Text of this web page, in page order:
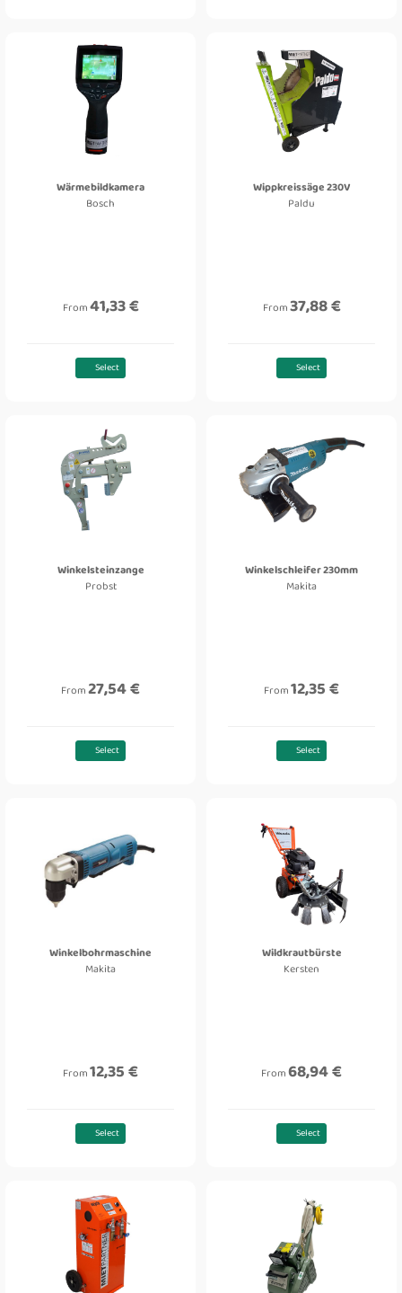
Wärmebildkamera
Bosch
From41,33 €
Select
Wippkreissäge 230V
Paldu
From37,88 €
Select
Winkelsteinzange
Probst
From27,54 €
Select
Winkelschleifer 230mm
Makita
From12,35 €
Select
Winkelbohrmaschine
Makita
From12,35 €
Select
Wildkrautbürste
Kersten
From68,94 €
Select